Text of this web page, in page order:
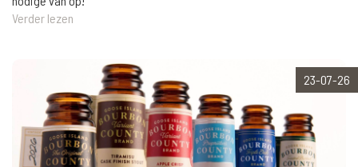
Verder lezen
23-07-26